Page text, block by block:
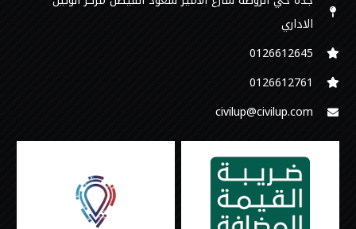
الاداري
0126612645‬
‭0126612761
civilup@civilup.com